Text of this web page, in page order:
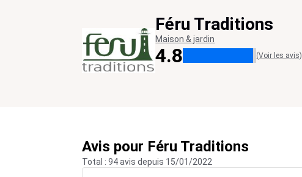
Féru Traditions
Maison & jardin
4.8 (Voir les avis)
Avis pour Féru Traditions
Total : 94 avis depuis 15/01/2022